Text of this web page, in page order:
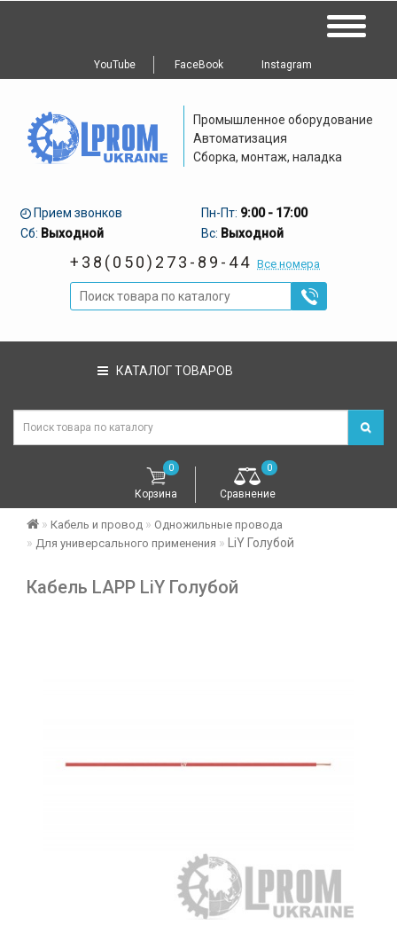
YouTube FaceBook Instagram
Промышленное оборудование
Автоматизация
Сборка, монтаж, наладка
Прием звонков Пн-Пт: 9:00 - 17:00
Сб: Выходной Вс: Выходной
+38(050)273-89-44 Все номера
КАТАЛОГ ТОВАРОВ
Корзина
0
Сравнение
0
Кабель и провод
Одножильные провода
Для универсального применения
LiY Голубой
Кабель LAPP LiY Голубой